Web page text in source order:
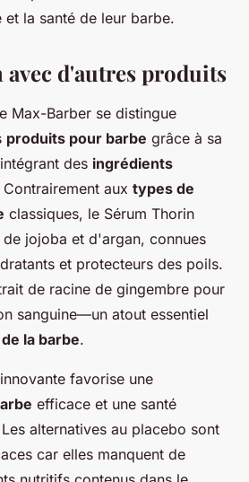
la santé de leur barbe.
avec d'autres produits
Max-Barber se distingue
produits pour barbe grâce à sa
des ingrédients
aux types de
classiques, le Sérum Thorin
jojoba et d'argan, connues
et protecteurs des poils.
de racine de gingembre pour
sanguine—un atout essentiel
la barbe.
favorise une
efficace et une santé
alternatives au placebo sont
car elles manquent de